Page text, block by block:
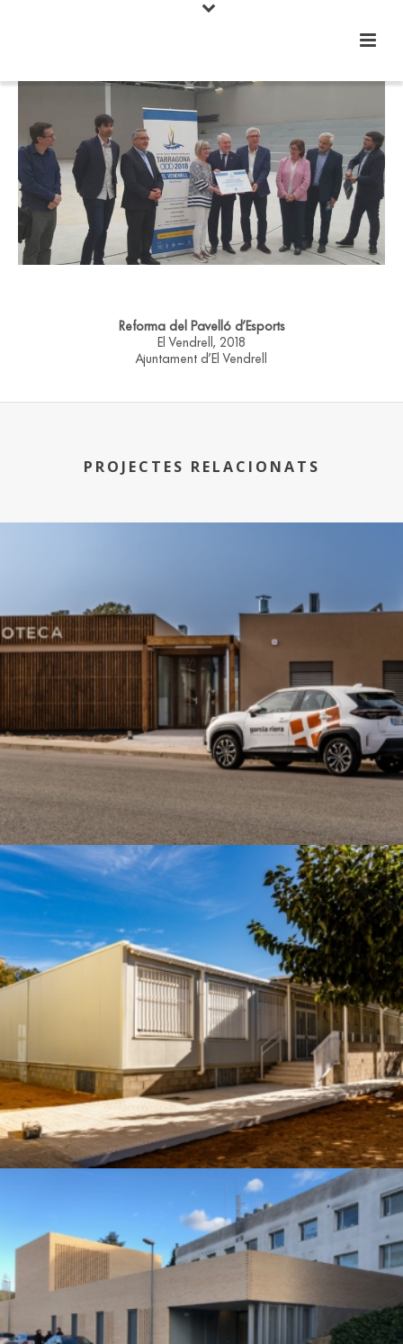
Reforma del Pavelló d’Esports
El Vendrell, 2018
Ajuntament d’El Vendrell
PROJECTES RELACIONATS
Ecoteca – Programa de Plans de Sostenibilitat Turística
(PSTD)
Construcció modular a l’escola Europa de Salou